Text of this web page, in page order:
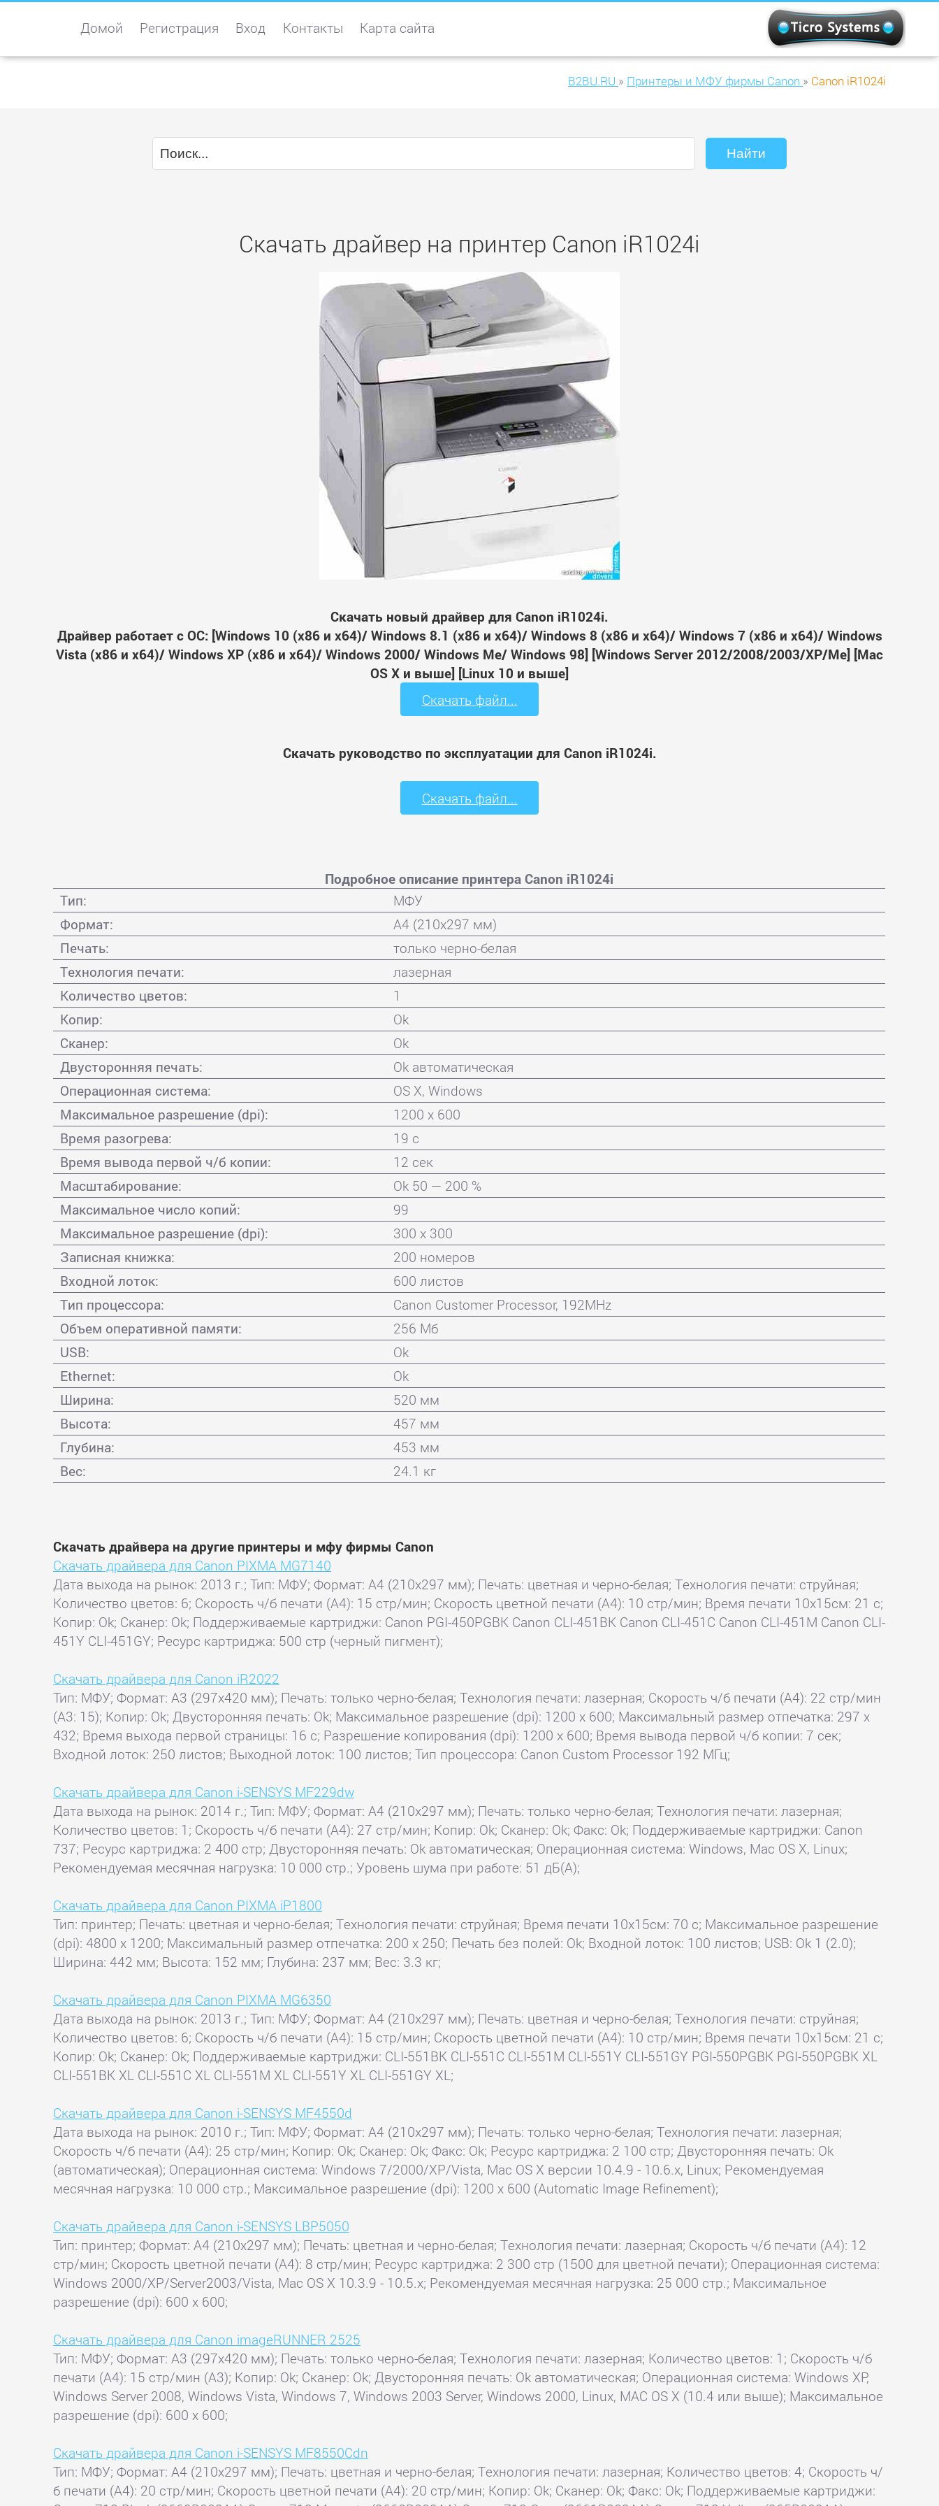
Домой Регистрация Вход Контакты Карта сайта
B2BU.RU » Принтеры и МФУ фирмы Canon » Canon iR1024i
Скачать драйвер на принтер Canon iR1024i
Скачать новый драйвер для Canon iR1024i.
Драйвер работает с ОС: [Windows 10 (x86 и x64)/ Windows 8.1 (x86 и x64)/ Windows 8 (x86 и x64)/ Windows 7 (x86 и x64)/ Windows
Vista (x86 и x64)/ Windows XP (x86 и x64)/ Windows 2000/ Windows Me/ Windows 98] [Windows Server 2012/2008/2003/XP/Me] [Mac
OS X и выше] [Linux 10 и выше]
Скачать файл...
Скачать руководство по эксплуатации для Canon iR1024i.
Скачать файл...
Подробное описание принтера Canon iR1024i
Тип:
МФУ
Формат:
A4 (210x297 мм)
Печать:
только черно-белая
Технология печати:
лазерная
Количество цветов:
1
Копир:
Ok
Сканер:
Ok
Двусторонняя печать:
Ok автоматическая
Операционная система:
OS X, Windows
Максимальное разрешение (dpi):
1200 x 600
Время разогрева:
19 с
Время вывода первой ч/б копии:
12 сек
Масштабирование:
Ok 50 — 200 %
Максимальное число копий:
99
Максимальное разрешение (dpi):
300 x 300
Записная книжка:
200 номеров
Входной лоток:
600 листов
Тип процессора:
Canon Customer Processor, 192MHz
Объем оперативной памяти:
256 Мб
USB:
Ok
Ethernet:
Ok
Ширина:
520 мм
Высота:
457 мм
Глубина:
453 мм
Вес:
24.1 кг
Скачать драйвера на другие принтеры и мфу фирмы Canon
Скачать драйвера для Canon PIXMA MG7140
Дата выхода на рынок: 2013 г.; Тип: МФУ; Формат: A4 (210x297 мм); Печать: цветная и черно-белая; Технология печати: струйная;
Количество цветов: 6; Скорость ч/б печати (А4): 15 стр/мин; Скорость цветной печати (А4): 10 стр/мин; Время печати 10x15см: 21 с;
Копир: Ok; Сканер: Ok; Поддерживаемые картриджи: Canon PGI-450PGBK Canon CLI-451BK Canon CLI-451C Canon CLI-451M Canon CLI-
451Y CLI-451GY; Ресурс картриджа: 500 стр (черный пигмент);
Скачать драйвера для Canon iR2022
Тип: МФУ; Формат: A3 (297x420 мм); Печать: только черно-белая; Технология печати: лазерная; Скорость ч/б печати (А4): 22 стр/мин
(A3: 15); Копир: Ok; Двусторонняя печать: Ok; Максимальное разрешение (dpi): 1200 x 600; Максимальный размер отпечатка: 297 x
432; Время выхода первой страницы: 16 с; Разрешение копирования (dpi): 1200 x 600; Время вывода первой ч/б копии: 7 сек;
Входной лоток: 250 листов; Выходной лоток: 100 листов; Тип процессора: Canon Custom Processor 192 МГц;
Скачать драйвера для Canon i-SENSYS MF229dw
Дата выхода на рынок: 2014 г.; Тип: МФУ; Формат: A4 (210x297 мм); Печать: только черно-белая; Технология печати: лазерная;
Количество цветов: 1; Скорость ч/б печати (А4): 27 стр/мин; Копир: Ok; Сканер: Ok; Факс: Ok; Поддерживаемые картриджи: Canon
737; Ресурс картриджа: 2 400 стр; Двусторонняя печать: Ok автоматическая; Операционная система: Windows, Mac OS X, Linux;
Рекомендуемая месячная нагрузка: 10 000 стр.; Уровень шума при работе: 51 дБ(А);
Скачать драйвера для Canon PIXMA iP1800
Тип: принтер; Печать: цветная и черно-белая; Технология печати: струйная; Время печати 10x15см: 70 с; Максимальное разрешение
(dpi): 4800 x 1200; Максимальный размер отпечатка: 200 x 250; Печать без полей: Ok; Входной лоток: 100 листов; USB: Ok 1 (2.0);
Ширина: 442 мм; Высота: 152 мм; Глубина: 237 мм; Вес: 3.3 кг;
Скачать драйвера для Canon PIXMA MG6350
Дата выхода на рынок: 2013 г.; Тип: МФУ; Формат: A4 (210x297 мм); Печать: цветная и черно-белая; Технология печати: струйная;
Количество цветов: 6; Скорость ч/б печати (А4): 15 стр/мин; Скорость цветной печати (А4): 10 стр/мин; Время печати 10x15см: 21 с;
Копир: Ok; Сканер: Ok; Поддерживаемые картриджи: CLI-551BK CLI-551C CLI-551M CLI-551Y CLI-551GY PGI-550PGBK PGI-550PGBK XL
CLI-551BK XL CLI-551C XL CLI-551M XL CLI-551Y XL CLI-551GY XL;
Скачать драйвера для Canon i-SENSYS MF4550d
Дата выхода на рынок: 2010 г.; Тип: МФУ; Формат: A4 (210x297 мм); Печать: только черно-белая; Технология печати: лазерная;
Скорость ч/б печати (А4): 25 стр/мин; Копир: Ok; Сканер: Ok; Факс: Ok; Ресурс картриджа: 2 100 стр; Двусторонняя печать: Ok
(автоматическая); Операционная система: Windows 7/2000/XP/Vista, Mac OS X версии 10.4.9 - 10.6.x, Linux; Рекомендуемая
месячная нагрузка: 10 000 стр.; Максимальное разрешение (dpi): 1200 x 600 (Automatic Image Refinement);
Скачать драйвера для Canon i-SENSYS LBP5050
Тип: принтер; Формат: A4 (210x297 мм); Печать: цветная и черно-белая; Технология печати: лазерная; Скорость ч/б печати (А4): 12
стр/мин; Скорость цветной печати (А4): 8 стр/мин; Ресурс картриджа: 2 300 стр (1500 для цветной печати); Операционная система:
Windows 2000/XP/Server2003/Vista, Mac OS X 10.3.9 - 10.5.x; Рекомендуемая месячная нагрузка: 25 000 стр.; Максимальное
разрешение (dpi): 600 x 600;
Скачать драйвера для Canon imageRUNNER 2525
Тип: МФУ; Формат: A3 (297x420 мм); Печать: только черно-белая; Технология печати: лазерная; Количество цветов: 1; Скорость ч/б
печати (А4): 15 стр/мин (A3); Копир: Ok; Сканер: Ok; Двусторонняя печать: Ok автоматическая; Операционная система: Windows XP,
Windows Server 2008, Windows Vista, Windows 7, Windows 2003 Server, Windows 2000, Linux, MAC OS X (10.4 или выше); Максимальное
разрешение (dpi): 600 x 600;
Скачать драйвера для Canon i-SENSYS MF8550Cdn
Тип: МФУ; Формат: A4 (210x297 мм); Печать: цветная и черно-белая; Технология печати: лазерная; Количество цветов: 4; Скорость ч/
б печати (А4): 20 стр/мин; Скорость цветной печати (А4): 20 стр/мин; Копир: Ok; Сканер: Ok; Факс: Ok; Поддерживаемые картриджи: